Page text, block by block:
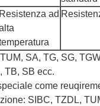
Resistenza ad
SA, TG, SG,
TB, SB ecc.
come
SIBC, TZDL,